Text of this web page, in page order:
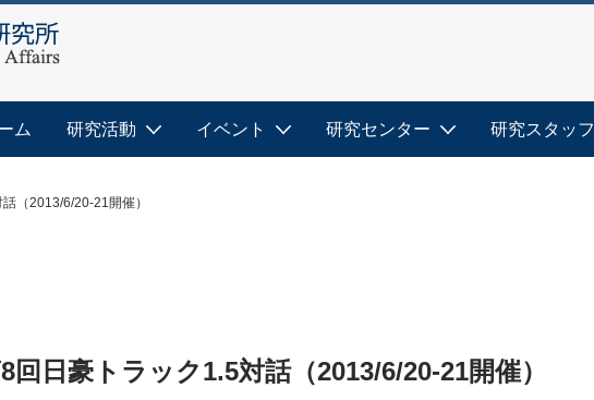
ム 研究活動 イベント 研究センター 研究スタッフ
（2013/6/20-21開催）
日豪トラック1.5対話（2013/6/20-21開催）